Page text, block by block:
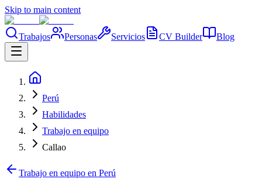
Skip to main content
Trabajos Personas Servicios CV Builder Blog
Perú
Habilidades
Trabajo en equipo
Callao
Trabajo en equipo en Perú